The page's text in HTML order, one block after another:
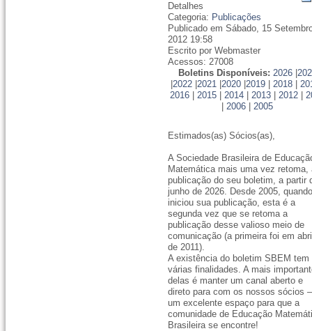
Detalhes
Categoria: Publicações
Publicado em Sábado, 15
2012 19:58
Escrito por Webmaster
Acessos: 27008
Boletins Disponíveis: 2026|
2022| 2021| 2020| 2019| 2018|
2016 |2015 |2014 |2013 |2012 |
|2006 |2005
Estimados(as) Sócios(as),
A Sociedade Brasileira de
Matemática mais uma vez retoma,
publicação do seu boletim, a partir
junho de 2026. Desde 2005,
iniciou sua publicação, esta é a
segunda vez que se retoma a
publicação desse valioso meio de
comunicação (a primeira foi em
de 2011).
A existência do boletim SBEM tem
várias finalidades. A mais
delas é manter um canal aberto e
direto para com os nossos sócios –
um excelente espaço para que a
comunidade de Educação
Brasileira se encontre!